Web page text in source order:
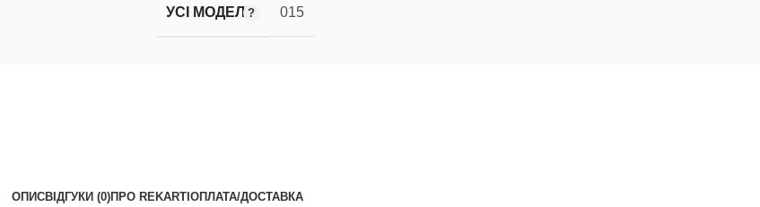
УСІ МОДЕЛІ 015
ОПИСВІДГУКИ (0)ПРО REKARTI ОПЛАТА/ДОСТАВКА